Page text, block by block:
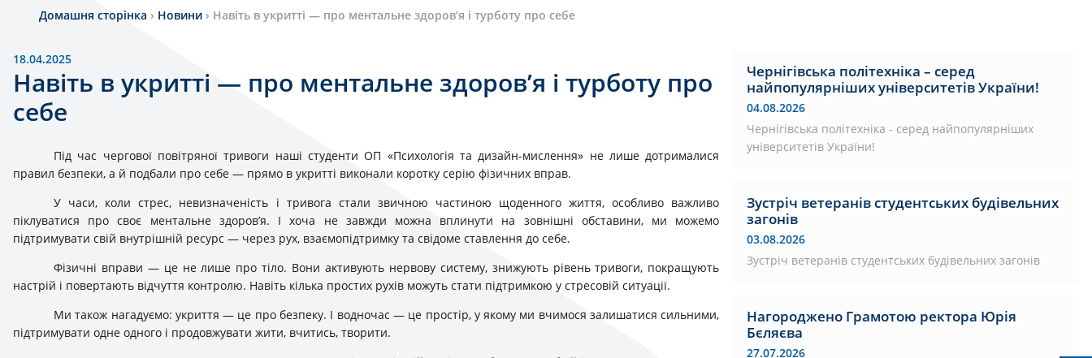
Домашня сторінка › Новини › Навіть в укритті — про ментальне здоров’я і турботу про себе
18.04.2025
Навіть в укритті — про ментальне здоров’я і турботу про
себе
Під час чергової повітряної тривоги наші студенти ОП «Психологія та дизайн-мислення» не лише дотрималися
правил безпеки, а й подбали про себе — прямо в укритті виконали коротку серію фізичних вправ.
У часи, коли стрес, невизначеність і тривога стали звичною частиною щоденного життя, особливо важливо
піклуватися про своє ментальне здоров’я. І хоча не завжди можна вплинути на зовнішні обставини, ми можемо
підтримувати свій внутрішній ресурс — через рух, взаємопідтримку та свідоме ставлення до себе.
Фізичні вправи — це не лише про тіло. Вони активують нервову систему, знижують рівень тривоги, покращують
настрій і повертають відчуття контролю. Навіть кілька простих рухів можуть стати підтримкою у стресовій ситуації.
Ми також нагадуємо: укриття — це про безпеку. І водночас — це простір, у якому ми вчимося залишатися сильними,
підтримувати одне одного і продовжувати жити, вчитись, творити.
Чернігівська політехніка – серед
найпопулярніших університетів України!
04.08.2026
Чернігівська політехніка - серед найпопулярніших
університетів України!
Зустріч ветеранів студентських будівельних
загонів
03.08.2026
Зустріч ветеранів студентських будівельних загонів
Нагороджено Грамотою ректора Юрія
Бєляєва
27.07.2026